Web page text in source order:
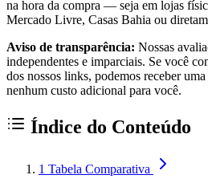
na hora da compra — seja em lojas
Mercado Livre, Casas Bahia ou
Aviso de transparência: Nossas
independentes e imparciais. Se você
dos nossos links, podemos receber
nenhum custo adicional para você.
Índice do Conteúdo
1 Tabela Comparativa